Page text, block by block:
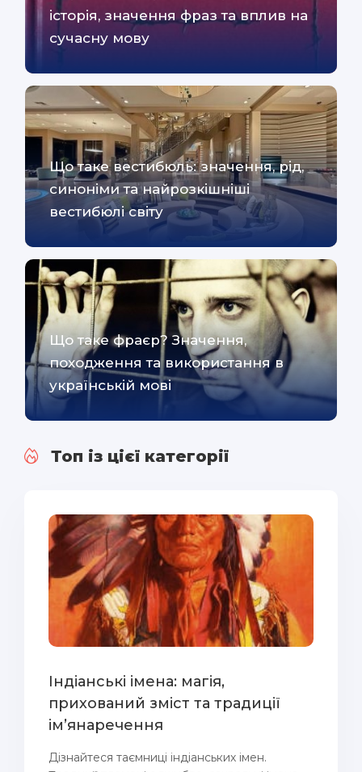
історія, значення фраз та вплив на
сучасну мову
Що таке вестибюль: значення, рід,
синоніми та найрозкішніші
вестибюлі світу
Що таке фраєр? Значення,
походження та використання в
українській мові
Топ із цієї категорії
Індіанські імена: магія,
прихований зміст та традиції
ім’янаречення
Дізнайтеся таємниці індіанських імен.